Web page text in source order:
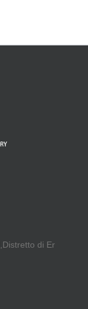
,Distretto di Er